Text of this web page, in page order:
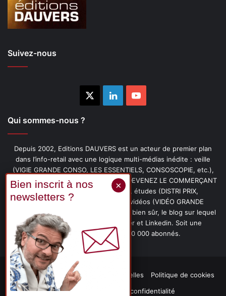
Suivez-nous
LinkedinYouTube
Qui sommes-nous ?
Depuis 2002, Editions DAUVERS est un acteur de premier plan
dans l’info-retail avec une logique multi-médias inédite : veille
(VIGIE GRANDE CONSO, LES ESSENTIELS, CONSOSCOPIE, etc.),
livres (PENSER-CLIENT, IMAGE-PRIX, DEVENEZ LE COMMERÇANT
PRÉFÉRÉ DE VOS CLIENTS, etc.), études (DISTRI PRIX,
PROMOFLASH, DRIVE INSIGHTS), vidéos (VIDÉO GRANDE
CONSO), podcasts (CAFÉ CONSO) et, bien sûr, le blog sur lequel
vous êtes, ainsi que les fils Twitter et Linkedin. Soit une
communauté de plus de 150 000 abonnés.
Mentions légales Données personnelles
Politique de cookies
Contact
Déclaration de confidentialité